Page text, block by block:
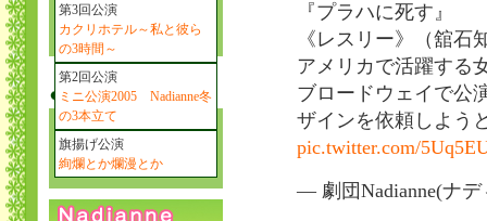
『プラハに死す』
《レスリー》（舘石
アメリカで活躍する
ブロードウェイで公
ザインを依頼しよう
pic.twitter.com/
— 劇団Nadianne(ナデ
第3回公演
カクリホテル～私と彼ら
の3時間～
第2回公演
ミニ公演2005 Nadianne冬
の3本立て
旗揚げ公演
絢爛とか爛漫とか